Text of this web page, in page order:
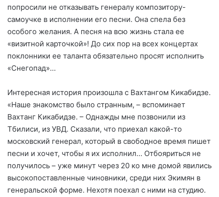
попросили не отказывать генералу композитору-
самоучке в исполнении его песни. Она спела без
особого желания. А песня на всю жизнь стала ее
«визитной карточкой»! До сих пор на всех концертах
поклонники ее таланта обязательно просят исполнить
«Снегопад»…
Интересная история произошла с Вахтангом Кикабидзе.
«Наше знакомство было странным, – вспоминает
Вахтанг Кикабидзе. – Однажды мне позвонили из
Тбилиси, из УВД. Сказали, что приехал какой-то
московский генерал, который в свободное время пишет
песни и хочет, чтобы я их исполнил… Отбояриться не
получилось – уже минут через 20 ко мне домой явились
высокопоставленные чиновники, среди них Экимян в
генеральской форме. Нехотя поехал с ними на студию.